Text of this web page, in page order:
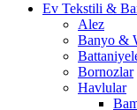
Ev Tekstili &
Alez
Banyo &
Bornozlar
Havlular